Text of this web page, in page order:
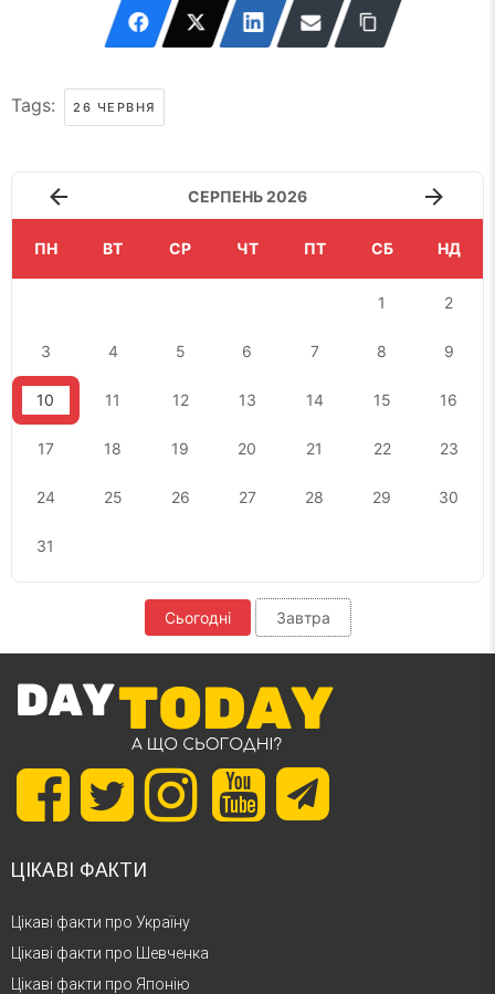
Tags: 26 ЧЕРВНЯ
СЕРПЕНЬ 2026
ПН ВТ СР ЧТ ПТ СБ НД
1 2
3 4 5 6 7 8 9
10 11 12 13 14 15 16
17 18 19 20 21 22 23
24 25 26 27 28 29 30
31
Сьогодні Завтра
ЦІКАВІ ФАКТИ
Цікаві факти про Україну
Цікаві факти про Шевченка
Цікаві факти про Японію